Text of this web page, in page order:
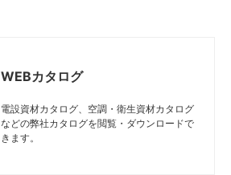
WEBカタログ
電設資材カタログ、空調・衛生資材カタログ
などの弊社カタログを閲覧・ダウンロードで
きます。